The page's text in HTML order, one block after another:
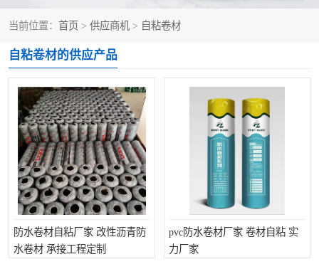
当前位置： 首页 > 供应商机 > 自粘卷材
自粘卷材的供应产品
防水卷材自粘厂家 改性沥青防
水卷材 承接工程定制
pvc防水卷材厂家 卷材自粘 实
力厂家